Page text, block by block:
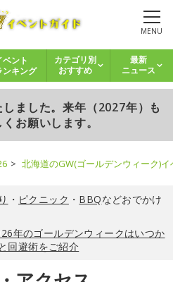
MENU
ベント
ンキング
カテゴリ別
おすすめ
最新
ニュース
ました。来年（2027年）も
お願いします。
北海道のGW(ゴールデンウィーク)
・ ピクニック ・ BBQなどおでかけ
年のゴールデンウィークはいつか
回避術をご紹介